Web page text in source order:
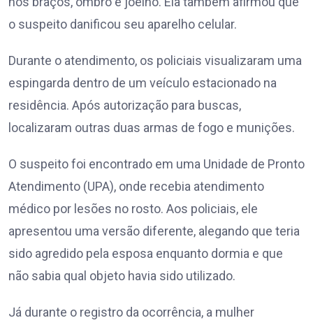
o suspeito danificou seu aparelho celular.
Durante o atendimento, os policiais visualizaram uma
espingarda dentro de um veículo estacionado na
residência. Após autorização para buscas,
localizaram outras duas armas de fogo e munições.
O suspeito foi encontrado em uma Unidade de Pronto
Atendimento (UPA), onde recebia atendimento
médico por lesões no rosto. Aos policiais, ele
apresentou uma versão diferente, alegando que teria
sido agredido pela esposa enquanto dormia e que
não sabia qual objeto havia sido utilizado.
Já durante o registro da ocorrência, a mulher